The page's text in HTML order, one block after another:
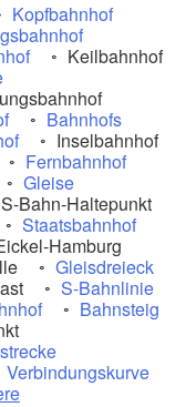
Kopfbahnhof
Keilbahnhof
Bahnhofs
Inselbahnhof
Fernbahnhof
Gleise
S-Bahn-Haltepunkt
Staatsbahnhof
Hamburg
Gleisdreieck
S-Bahnlinie
Bahnsteig
Verbindungskurve